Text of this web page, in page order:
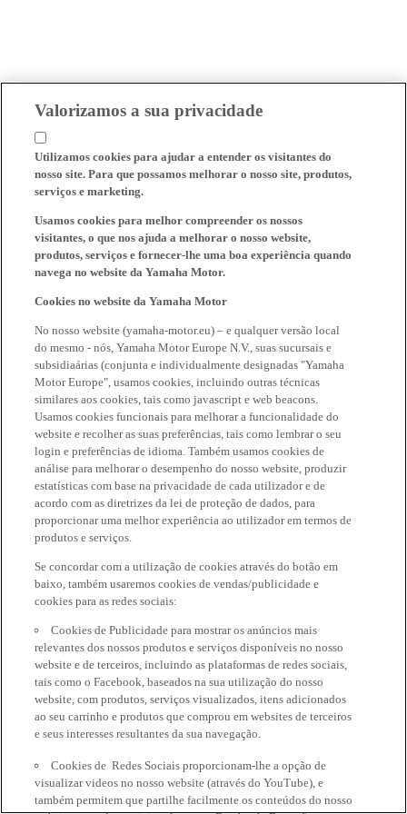
Valorizamos a sua privacidade
Utilizamos cookies para ajudar a entender os visitantes do
nosso site. Para que possamos melhorar o nosso site, produtos,
serviços e marketing.
Usamos cookies para melhor compreender os nossos
visitantes, o que nos ajuda a melhorar o nosso website,
produtos, serviços e fornecer-lhe uma boa experiência quando
navega no website da Yamaha Motor.
Cookies no website da Yamaha Motor
No nosso website (yamaha-motor.eu) – e qualquer versão local
do mesmo - nós, Yamaha Motor Europe N.V., suas sucursais e
subsidiaárias (conjunta e individualmente designadas "Yamaha
Motor Europe", usamos cookies, incluindo outras técnicas
similares aos cookies, tais como javascript e web beacons.
Usamos cookies funcionais para melhorar a funcionalidade do
website e recolher as suas preferências, tais como lembrar o seu
login e preferências de idioma. Também usamos cookies de
análise para melhorar o desempenho do nosso website, produzir
estatísticas com base na privacidade de cada utilizador e de
acordo com as diretrizes da lei de proteção de dados, para
proporcionar uma melhor experiência ao utilizador em termos de
produtos e serviços.
Se concordar com a utilização de cookies através do botão em
baixo, também usaremos cookies de vendas/publicidade e
cookies para as redes sociais:
Cookies de Publicidade para mostrar os anúncios mais
relevantes dos nossos produtos e serviços disponíveis no nosso
website e de terceiros, incluindo as plataformas de redes sociais,
tais como o Facebook, baseados na sua utilização do nosso
website, com produtos, serviços visualizados, itens adicionados
ao seu carrinho e produtos que comprou em websites de terceiros
e seus interesses resultantes da sua navegação.
Cookies de Redes Sociais proporcionam-lhe a opção de
visualizar videos no nosso website (através do YouTube), e
também permitem que partilhe facilmente os conteúdos do nosso